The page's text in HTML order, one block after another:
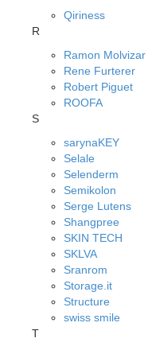
Qiriness
R
Ramon Molvizar
Rene Furterer
Robert Piguet
ROOFA
S
sarynaKEY
Selale
Selenderm
Semikolon
Serge Lutens
Shangpree
SKIN TECH
SKLVA
Sranrom
Storage.it
Structure
swiss smile
T